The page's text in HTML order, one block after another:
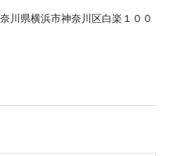
川県横浜市神奈川区白楽１００